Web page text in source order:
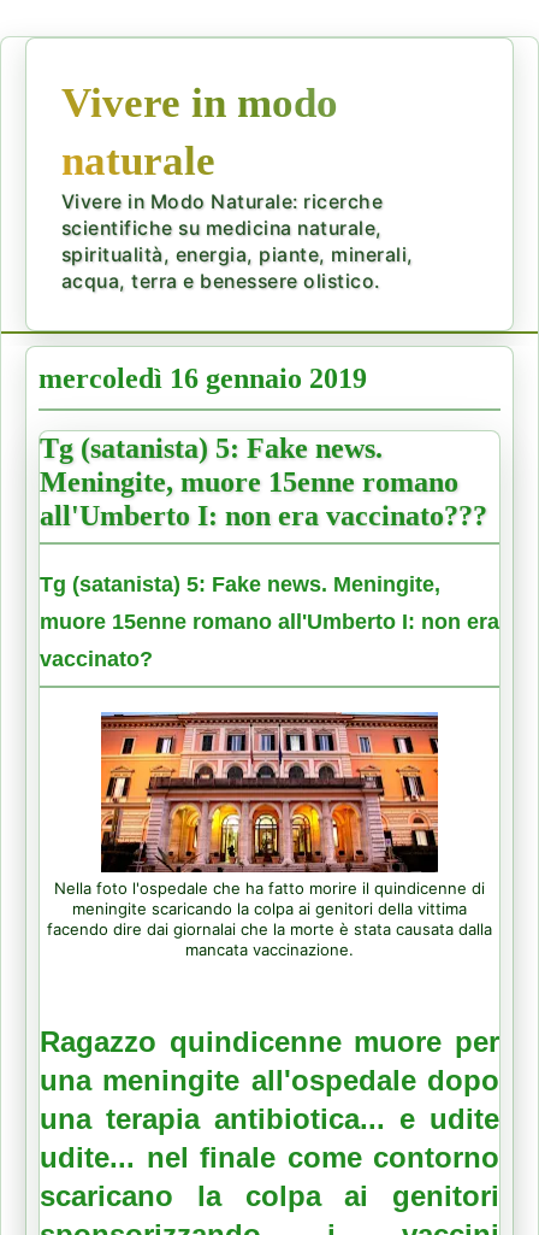
Vivere in modo
naturale
Vivere in Modo Naturale: ricerche
scientifiche su medicina naturale,
spiritualità, energia, piante, minerali,
acqua, terra e benessere olistico.
mercoledì 16 gennaio 2019
Tg (satanista) 5: Fake news.
Meningite, muore 15enne romano
all'Umberto I: non era vaccinato???
Tg (satanista) 5: Fake news. Meningite,
muore 15enne romano all'Umberto I: non era
vaccinato?
Nella foto l'ospedale che ha fatto morire il quindicenne di
meningite scaricando la colpa ai genitori della vittima
facendo dire dai giornalai che la morte è stata causata dalla
mancata vaccinazione.
Ragazzo quindicenne muore per
una meningite all'ospedale dopo
una terapia antibiotica... e udite
udite... nel finale come contorno
scaricano la colpa ai genitori